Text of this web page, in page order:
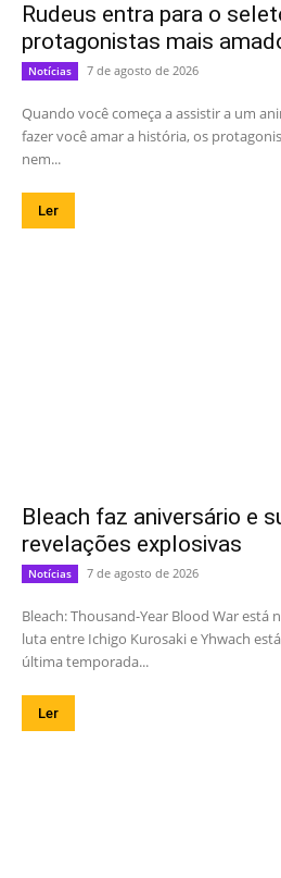
Rudeus entra para o
protagonistas mais
Notícias 7 de agosto de 2026
Quando você começa a assistir a um
fazer você amar a história, os
nem...
Ler
Bleach faz aniversário e
revelações explosivas
Notícias 7 de agosto de 2026
Bleach: Thousand-Year Blood War está
luta entre Ichigo Kurosaki e Yhwach
última temporada...
Ler